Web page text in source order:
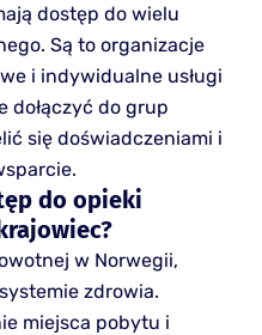
dostęp do wielu
Są to organizacje
i indywidualne usługi
dołączyć do grup
się doświadczeniami i
do opieki
w Norwegii,
zdrowia.
miejsca pobytu i